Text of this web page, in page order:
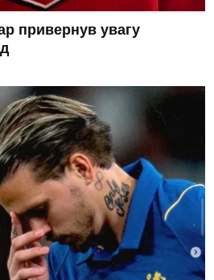
привернув увагу